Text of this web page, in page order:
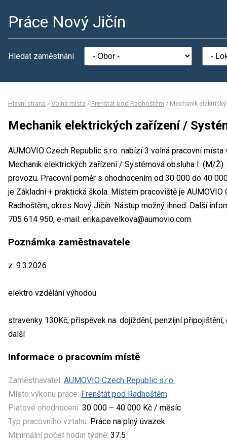
Práce Nový Jičín
Hledat zaměstnání
Hlavní strana / Volná místa / Frenštát pod Radhoštěm / Mechanik
Mechanik elektrických zařízení /
AUMOVIO Czech Republic s.r.o. nabízí 3 volná pracovní
Mechanik elektrických zařízení / Systémová obsluha I. (M/
provozu. Pracovní poměr s ohodnocením od 30 000 do 40
je Základní + praktická škola. Místem pracoviště je
Radhoštěm, okres Nový Jičín. Nástup možný ihned. Další
705 614 950, e-mail: erika.pavelkova@aumovio.com.
Poznámka zaměstnavatele
z: 9.3.2026
elektro vzdělání výhodou
stravenky 130Kč, příspěvek na: dojíždění, penzijní
další
Informace o pracovním místě
Zaměstnavatel: AUMOVIO Czech Republic s.r.o.
Místo výkonu práce: Frenštát pod Radhoštěm
Platové ohodnocení: 30 000 – 40 000 Kč / měsíc
Typ pracovního vztahu: Práce na plný úvazek
Minimální počet hodin týdně: 37.5